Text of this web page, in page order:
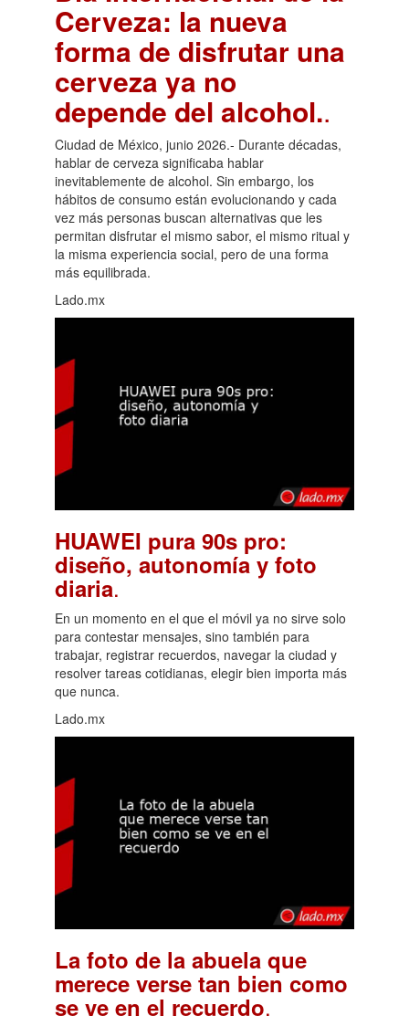
Cerveza: la nueva
forma de disfrutar una
cerveza ya no
depende del alcohol..
Ciudad de México, junio 2026.- Durante décadas,
hablar de cerveza significaba hablar
inevitablemente de alcohol. Sin embargo, los
hábitos de consumo están evolucionando y cada
vez más personas buscan alternativas que les
permitan disfrutar el mismo sabor, el mismo ritual y
la misma experiencia social, pero de una forma
más equilibrada.
Lado.mx
HUAWEI pura 90s pro:
diseño, autonomía y foto
diaria.
En un momento en el que el móvil ya no sirve solo
para contestar mensajes, sino también para
trabajar, registrar recuerdos, navegar la ciudad y
resolver tareas cotidianas, elegir bien importa más
que nunca.
Lado.mx
La foto de la abuela que
merece verse tan bien como
se ve en el recuerdo.